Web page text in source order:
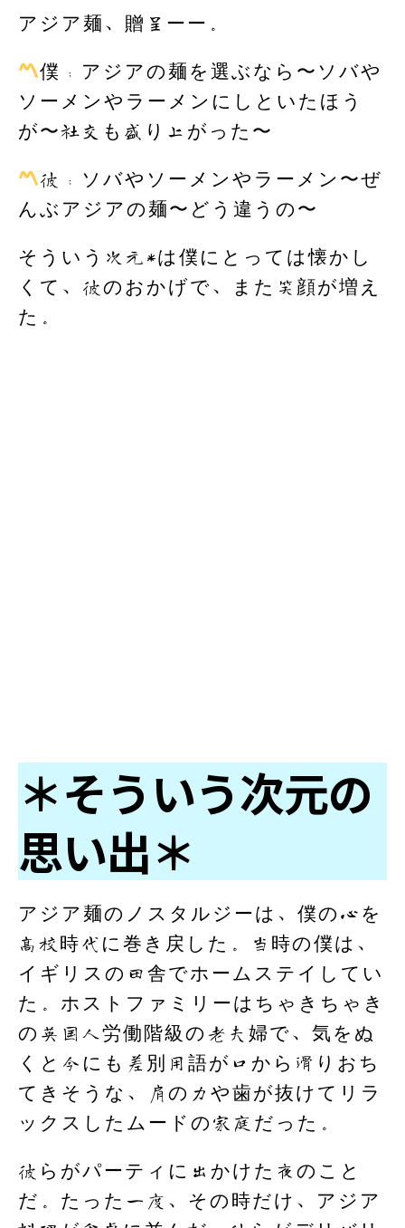
アジア麺、贈呈ーー。
僕：アジアの麺を選ぶなら〜ソバや
ソーメンやラーメンにしといたほう
が〜社交も盛り上がった〜
彼：ソバやソーメンやラーメン〜ぜ
んぶアジアの麺〜どう違うの〜
そういう次元*は僕にとっては懐かし
くて、彼のおかげで、また笑顔が増え
た。
＊そういう次元の
思い出＊
アジア麺のノスタルジーは、僕の心を
高校時代に巻き戻した。当時の僕は、
イギリスの田舎でホームステイしてい
た。ホストファミリーはちゃきちゃき
の英国人労働階級の老夫婦で、気をぬ
くと今にも差別用語が口から滑りおち
てきそうな、肩の力や歯が抜けてリラ
ックスしたムードの家庭だった。
彼らがパーティに出かけた夜のこと
だ。たった一度、その時だけ、アジア